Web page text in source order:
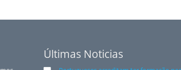
Últimas Noticias